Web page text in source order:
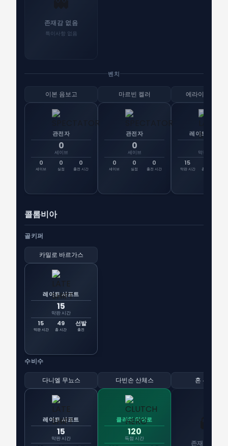
존재감 없음
특이사항 없음
벤치
이본 음보고
관전자
0
세이브
0
세이브
0
실점
0
출전 시간
마르빈 켈러
관전자
0
세이브
0
세이브
0
실점
0
출전 시간
에라이 쾨메르
레이트 시프트
막판 시간
15
막판 시간 총 시간
콜롬비아
골키퍼
카밀로 바르가스
레이트 시프트
15
막판 시간
15
막판 시간
49
총 시간
선발
출전
수비수
다니엘 무뇨스
레이트 시프트
15
막판 시간
다빈손 산체스
클러치 히어로
120
득점 시간
혼 루쿠미
존재감 없음